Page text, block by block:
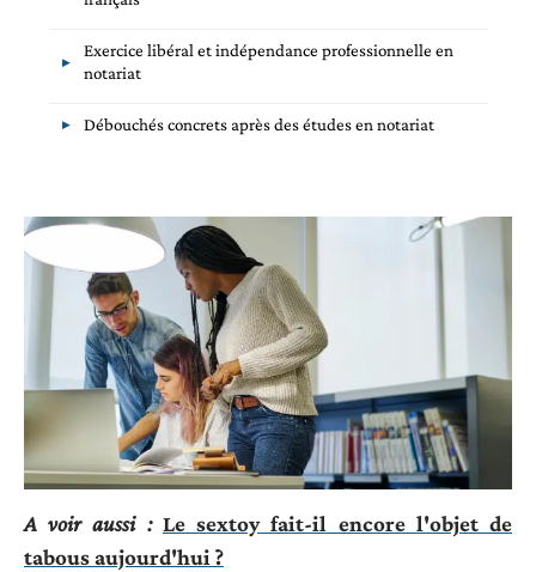
Exercice libéral et indépendance professionnelle en
notariat
Débouchés concrets après des études en notariat
A voir aussi : Le sextoy fait-il encore l'objet de
tabous aujourd'hui ?